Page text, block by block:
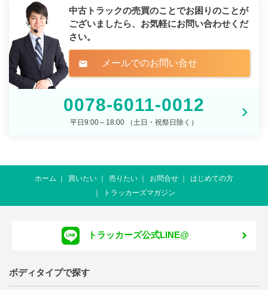
中古トラックの売買のことでお困りのことが
ございましたら、 お気軽にお問い合わせくだ
さい。
mail メールでのお問い合せ
0078-6011-0012
平日9:00～18:00 （土日・祝祭日除く）
ホーム 買いたい 売りたい お問合せ
はじめての方
トラッカーズマガジン
トラッカーズ公式LINE@
ボディタイプで探す